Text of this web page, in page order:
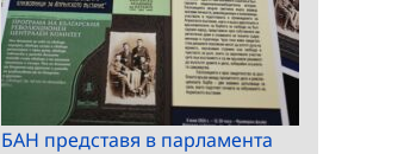
БАН представя в парламента